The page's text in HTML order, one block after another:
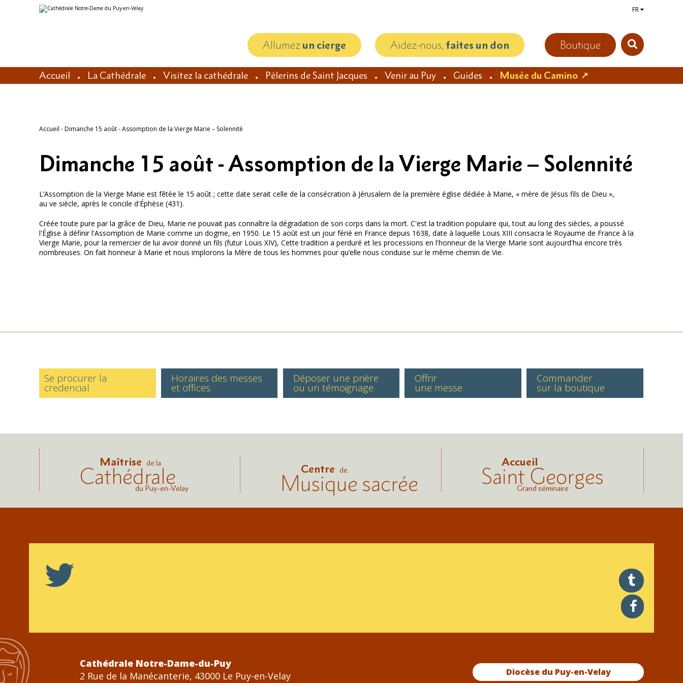
Aller
au
Outils
personnels
FR
Boutique
Allumezun cierge Aidez-nous, faites un don
Accueil La Cathédrale Visitez la cathédrale Pèlerins de Saint Jacques Venir au Puy Guides Musée du Camino
Accueil › Dimanche 15 août - Assomption de la Vierge Marie – Solennité
Dimanche 15 août - Assomption de la Vierge Marie – Solennité
L’Assomption de la Vierge Marie est fêtée le 15 août ; cette date serait celle de la consécration à Jérusalem de la première église dédiée à Marie, « mère de Jésus fils de Dieu »,
au ve siècle, après le concile d'Éphèse (431).
Créée toute pure par la grâce de Dieu, Marie ne pouvait pas connaître la dégradation de son corps dans la mort. C'est la tradition populaire qui, tout au long des siècles, a poussé
l'Église à définir l'Assomption de Marie comme un dogme, en 1950. Le 15 août est un jour férié en France depuis 1638, date à laquelle Louis XIII consacra le Royaume de France à la
Vierge Marie, pour la remercier de lui avoir donné un fils (futur Louis XIV), Cette tradition a perduré et les processions en l'honneur de la Vierge Marie sont aujourd'hui encore très
nombreuses. On fait honneur à Marie et nous implorons la Mère de tous les hommes pour qu’elle nous conduise sur le même chemin de Vie.
Se procurer la
credencial
Horaires des messes
et offices
Déposer une prière
ou un témoignage
Offrir
une messe
Commander
sur la boutique
Maîtrise de la
Cathédrale
du Puy-en-Velay
Centre de
Musique sacrée
Accueil
Saint Georges
Grand séminaire
twitter
facebook
Diocèse du Puy-en-Velay
Cathédrale Notre-Dame-du-Puy
2 Rue de la Manécanterie, 43000 Le Puy-en-Velay